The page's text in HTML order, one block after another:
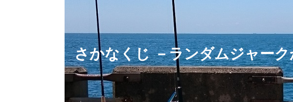
さかなくじ －ランダムジャー